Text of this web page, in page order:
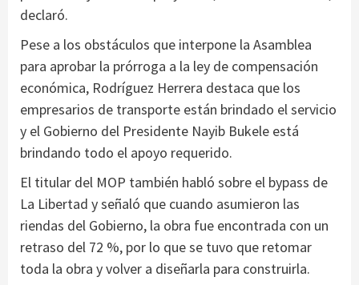
declaró.
Pese a los obstáculos que interpone la Asamblea
para aprobar la prórroga a la ley de compensación
económica, Rodríguez Herrera destaca que los
empresarios de transporte están brindado el servicio
y el Gobierno del Presidente Nayib Bukele está
brindando todo el apoyo requerido.
El titular del MOP también habló sobre el bypass de
La Libertad y señaló que cuando asumieron las
riendas del Gobierno, la obra fue encontrada con un
retraso del 72 %, por lo que se tuvo que retomar
toda la obra y volver a diseñarla para construirla.